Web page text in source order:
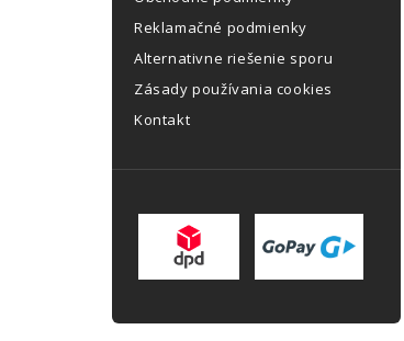
Reklamačné podmienky
Alternativne riešenie sporu
Zásady používania cookies
Kontakt